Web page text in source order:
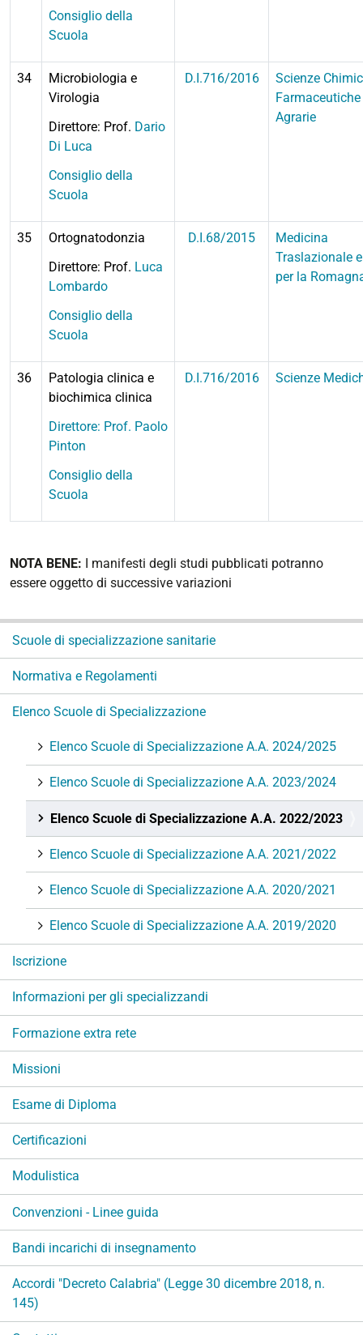
Consiglio della
Scuola
34
Microbiologia e
Virologia
Direttore: Prof. Dario
Di Luca
Consiglio della
Scuola
D.I.716/2016
Scienze
Farmaceutiche
Agrarie
35
Ortognatodonzia
Direttore: Prof. Luca
Lombardo
Consiglio della
Scuola
D.I.68/2015
Medicina
Traslazionale e
per la
36
Patologia clinica e
biochimica clinica
Direttore: Prof. Paolo
Pinton
Consiglio della
Scuola
D.I.716/2016 Scienze
NOTA BENE: I manifesti degli studi pubblicati potranno
essere oggetto di successive variazioni
i
Scuole di specializzazione sanitarie
Normativa e Regolamenti
Elenco Scuole di Specializzazione
Elenco Scuole di Specializzazione A.A. 2024/2025
Elenco Scuole di Specializzazione A.A. 2023/2024
Elenco Scuole di Specializzazione A.A. 2022/2023
Elenco Scuole di Specializzazione A.A. 2021/2022
Elenco Scuole di Specializzazione A.A. 2020/2021
Elenco Scuole di Specializzazione A.A. 2019/2020
Iscrizione
Informazioni per gli specializzandi
Formazione extra rete
Missioni
Esame di Diploma
Certificazioni
Modulistica
Convenzioni - Linee guida
Bandi incarichi di insegnamento
Accordi "Decreto Calabria" (Legge 30 dicembre 2018, n.
145)